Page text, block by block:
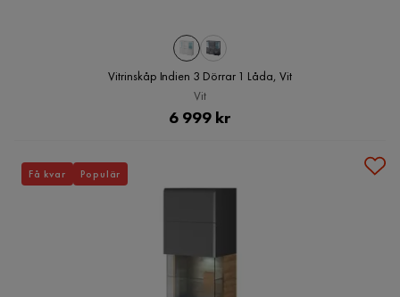
Vitrinskåp Indien 3 Dörrar 1 Låda, Vit
Vit
Pris
6 999 kr
Få kvar Populär